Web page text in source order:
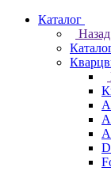
Каталог
Назад